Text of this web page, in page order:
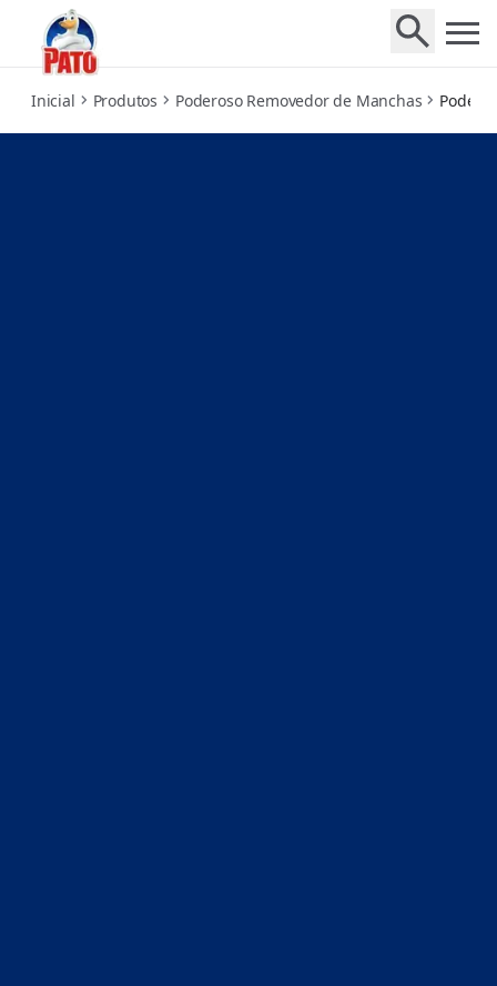
powerful-stain-remover
Inicial Produtos Poderoso Removedor de Manchas